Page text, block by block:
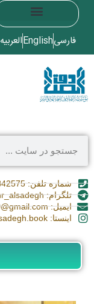
فارسیEnglishالعربیه
شماره تلفن: 02537842575
تلگرام: nashr_alsadegh@
ایمیل: alsadegh110@gmail.com
اینستا: alsadegh.book